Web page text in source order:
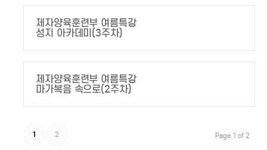
제자양육훈련부 여름특강
성지 아카데미(3주차)
제자양육훈련부 여름특강
마가복음 속으로(2주차)
Page 1 of 2
1 2